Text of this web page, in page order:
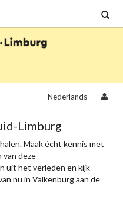
Nederlands
Limburg
Maak écht kennis met
van deze
uit het verleden en kijk
nu in Valkenburg aan de